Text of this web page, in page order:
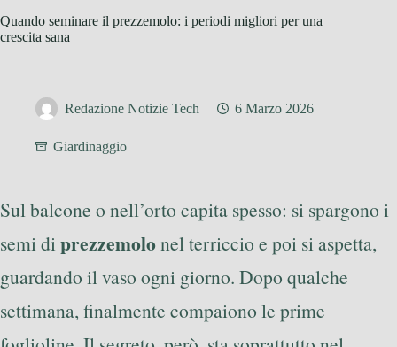
Quando seminare il prezzemolo: i periodi migliori per una
crescita sana
Redazione Notizie Tech 6 Marzo 2026
Giardinaggio
Sul balcone o nell’orto capita spesso: si spargono i
semi diprezzemolonel terriccio e poi si aspetta,
guardando il vaso ogni giorno. Dopo qualche
settimana, finalmente compaiono le prime